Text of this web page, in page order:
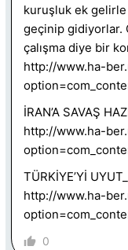
kuruşluk ek gelirle
geçinip gidiyorlar.
çalışma diye bir
http://www.ha-
İRAN’A SAVAŞ
http://www.ha-
TÜRKİYE’Yİ
http://www.ha-
0